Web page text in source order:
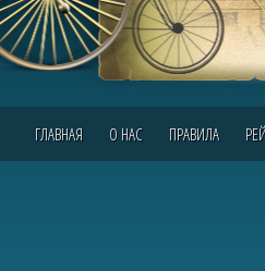
ГЛАВНАЯ О НАС ПРАВИЛА